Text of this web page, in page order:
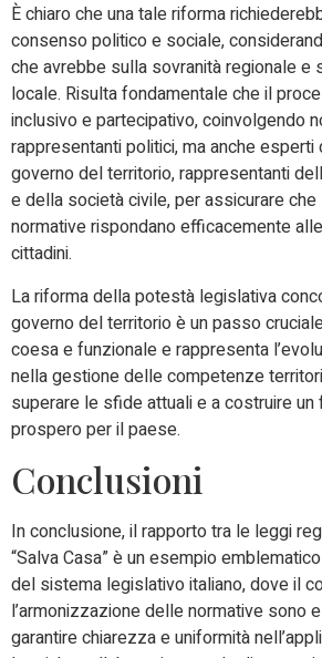
È chiaro che una tale riforma
consenso politico e sociale,
che avrebbe sulla sovranità regionale e
locale. Risulta fondamentale che il
inclusivo e partecipativo, coinvolgendo
rappresentanti politici, ma anche esperti
governo del territorio, rappresentanti
e della società civile, per assicurare
normative rispondano efficacemente
cittadini.
La riforma della potestà legislativa
governo del territorio è un passo
coesa e funzionale e rappresenta
nella gestione delle competenze
superare le sfide attuali e a costruire un
prospero per il paese.
Conclusioni
In conclusione, il rapporto tra le leggi
“Salva Casa” è un esempio
del sistema legislativo italiano, dove il
l’armonizzazione delle normative sono
garantire chiarezza e uniformità